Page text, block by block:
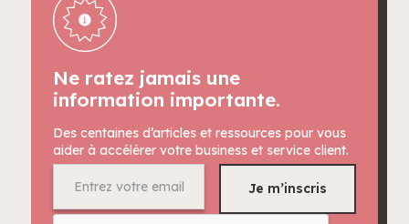
Ne ratez jamais une
information importante.
Des centaines d’articles et ressources pour vous
aider à accélérer votre business et service client.